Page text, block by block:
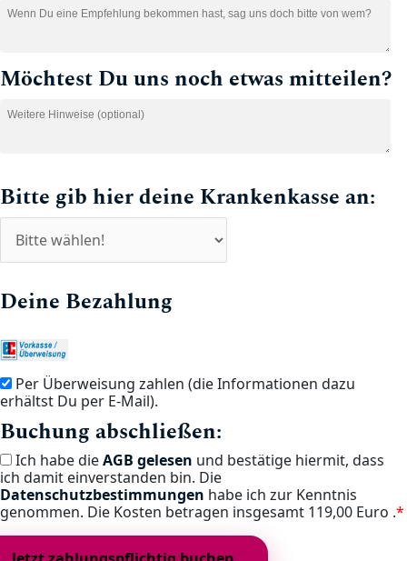
Möchtest Du uns noch etwas mitteilen?
Bitte gib hier deine Krankenkasse an:
Deine Bezahlung
Per Überweisung zahlen (die Informationen dazu
erhältst Du per E-Mail).
Buchung abschließen:
Ich habe dieAGB gelesen und bestätige hiermit, dass
ich damit einverstanden bin. Die
Datenschutzbestimmungen habe ich zur Kenntnis
genommen. Die Kosten betragen insgesamt 119,00 Euro .*